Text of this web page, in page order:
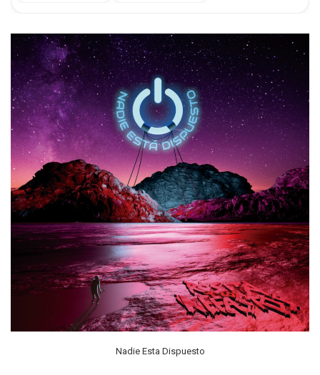
Nadie Esta Dispuesto